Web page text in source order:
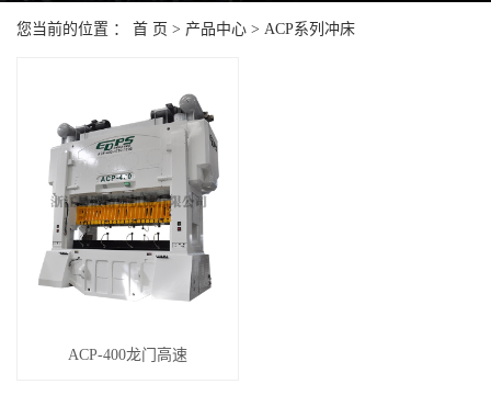
您当前的位置 ： 首 页 > 产品中心 > ACP系列冲床
ACP-400龙门高速